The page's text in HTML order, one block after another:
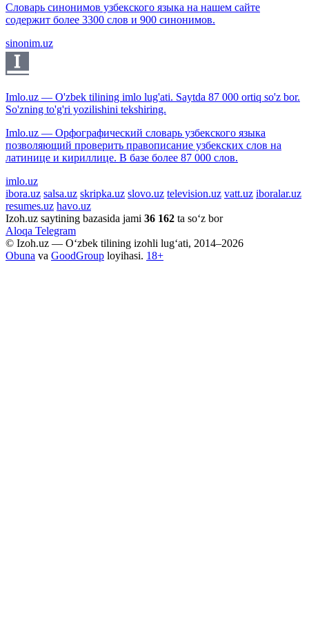
Словарь синонимов узбекского языка на нашем сайте
содержит более 3300 слов и 900 синонимов.
sinonim.uz
Imlo.uz — O'zbek tilining imlo lug'ati. Saytda 87 000 ortiq so'z bor.
So'zning to'g'ri yozilishini tekshiring.
Imlo.uz — Орфографический словарь узбекского языка
позволяющий проверить правописание узбекских слов на
латинице и кириллице. В базе более 87 000 слов.
imlo.uz
ibora.uz salsa.uz skripka.uz slovo.uz television.uz vatt.uz iboralar.uz
resumes.uz havo.uz
Izoh.uz saytining bazasida jami 36 162 ta so‘z bor
Aloqa Telegram
© Izoh.uz — O‘zbek tilining izohli lug‘ati, 2014–2026
Obuna va GoodGroup loyihasi. 18+